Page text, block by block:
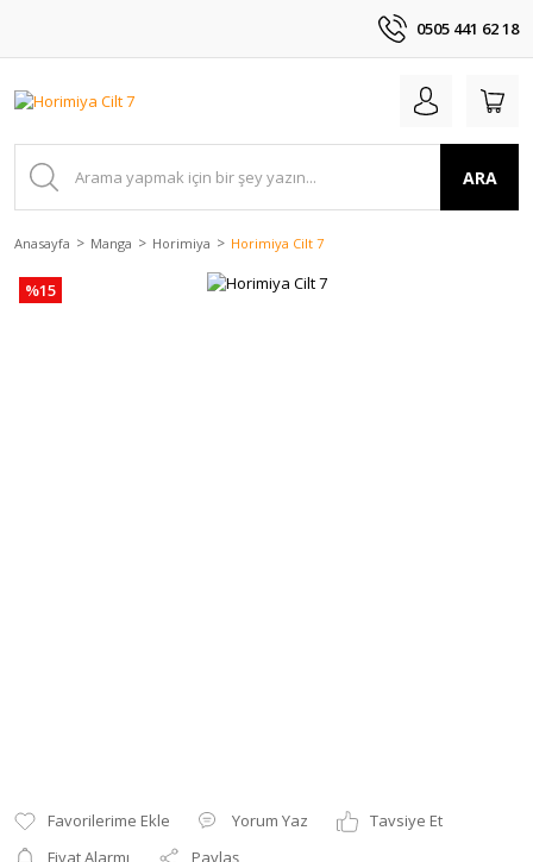
0505 441 62 18
ARA
Anasayfa Manga Horimiya Horimiya Cilt 7
%15
Yorum Yaz
Tavsiye Et
Fiyat Alarmı
Paylaş